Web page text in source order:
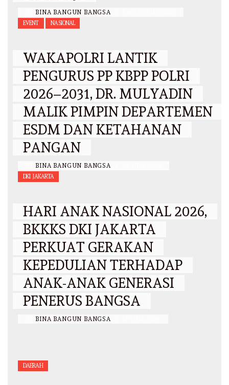
BINA BANGUN BANGSA
EVENT NASIONAL
WAKAPOLRI LANTIK
PENGURUS PP KBPP POLRI
2026–2031, DR. MULYADIN
MALIK PIMPIN DEPARTEMEN
ESDM DAN KETAHANAN
PANGAN
BINA BANGUN BANGSA
DKI JAKARTA
HARI ANAK NASIONAL 2026,
BKKKS DKI JAKARTA
PERKUAT GERAKAN
KEPEDULIAN TERHADAP
ANAK-ANAK GENERASI
PENERUS BANGSA
BINA BANGUN BANGSA
DAERAH